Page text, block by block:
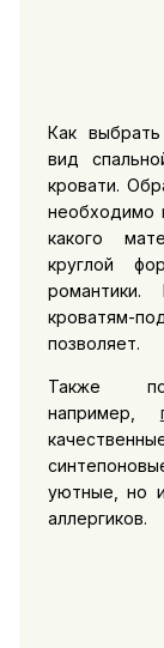
Как
вид
кровати.
необходимо
какого
круглой
романтики.
кроватям-
позволяет.
Также
например,
уютные, но
аллергиков.